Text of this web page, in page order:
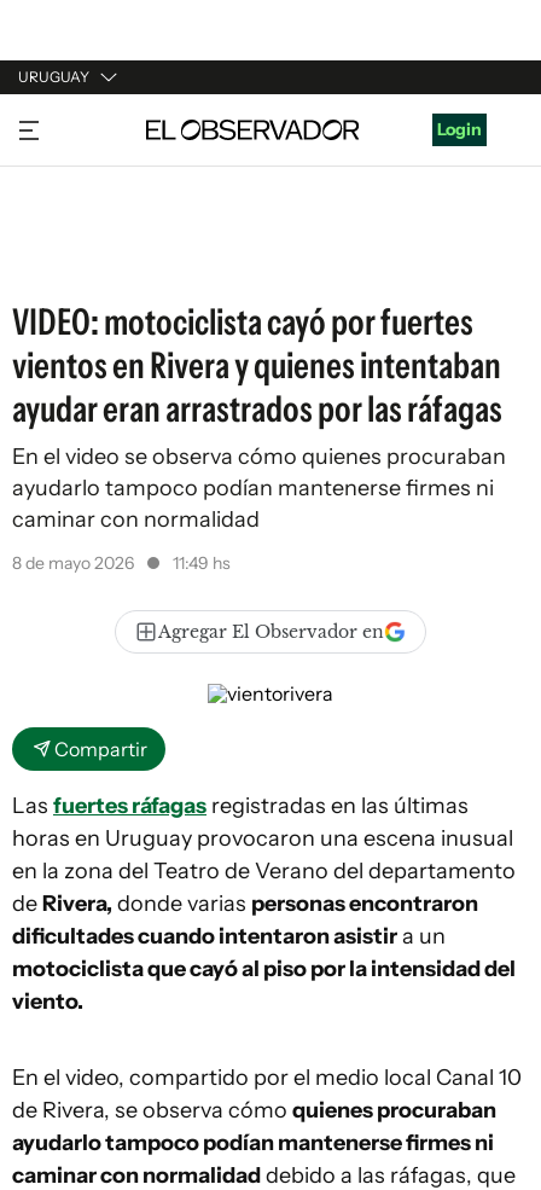
URUGUAY
URUGUAY
ARGENTINA
Login
VIDEO: motociclista cayó por fuertes
vientos en Rivera y quienes intentaban
ayudar eran arrastrados por las ráfagas
En el video se observa cómo quienes procuraban
ayudarlo tampoco podían mantenerse firmes ni
caminar con normalidad
8 de mayo 2026 11:49 hs
Agregar El Observador en
Compartir
Las fuertes ráfagas registradas en las últimas
horas en Uruguay provocaron una escena inusual
en la zona del Teatro de Verano del departamento
deRivera, donde varias personas encontraron
dificultades cuando intentaron asistira un
motociclista que cayó al piso por la intensidad del
viento.
En el video, compartido por el medio local Canal 10
de Rivera, se observa cómo quienes procuraban
ayudarlo tampoco podían mantenerse firmes ni
caminar con normalidaddebido a las ráfagas, que